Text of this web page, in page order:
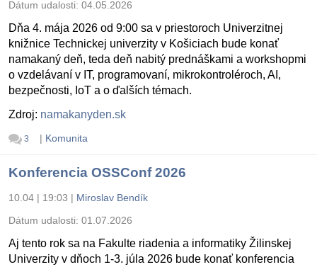
Dátum udalosti: 04.05.2026
Dňa 4. mája 2026 od 9:00 sa v priestoroch Univerzitnej
knižnice Technickej univerzity v Košiciach bude konať
namakaný deň, teda deň nabitý prednáškami a workshopmi
o vzdelávaní v IT, programovaní, mikrokontroléroch, AI,
bezpečnosti, IoT a o ďalších témach.
Zdroj: namakanyden.sk
3 | Komunita
Konferencia OSSConf 2026
10.04 | 19:03 | Miroslav Bendík
Dátum udalosti: 01.07.2026
Aj tento rok sa na Fakulte riadenia a informatiky Žilinskej
Univerzity v dňoch 1-3. júla 2026 bude konať konferencia